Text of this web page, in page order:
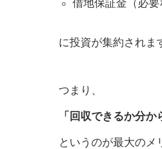
借地保証金（必要
に投資が集約されま
つまり、
「回収できるか分
というのが最大のメ